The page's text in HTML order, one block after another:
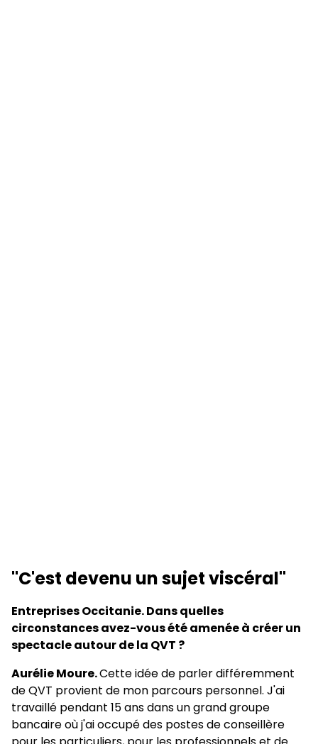
"C'est devenu un sujet viscéral"
Entreprises Occitanie. Dans quelles
circonstances avez-vous été amenée à créer un
spectacle autour de la QVT ?
Aurélie Moure.Cette idée de parler différemment
de QVT provient de mon parcours personnel. J'ai
travaillé pendant 15 ans dans un grand groupe
bancaire où j'ai occupé des postes de conseillère